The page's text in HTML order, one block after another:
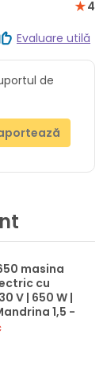
4
Evaluare utilă
de
masina
cu
V | 650 W |
1,5 -
13 mm | In